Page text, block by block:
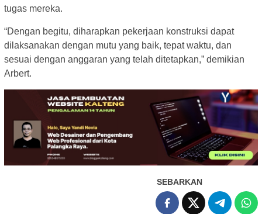
tugas mereka.
“Dengan begitu, diharapkan pekerjaan konstruksi dapat
dilaksanakan dengan mutu yang baik, tepat waktu, dan
sesuai dengan anggaran yang telah ditetapkan,” demikian
Arbert.
SEBARKAN